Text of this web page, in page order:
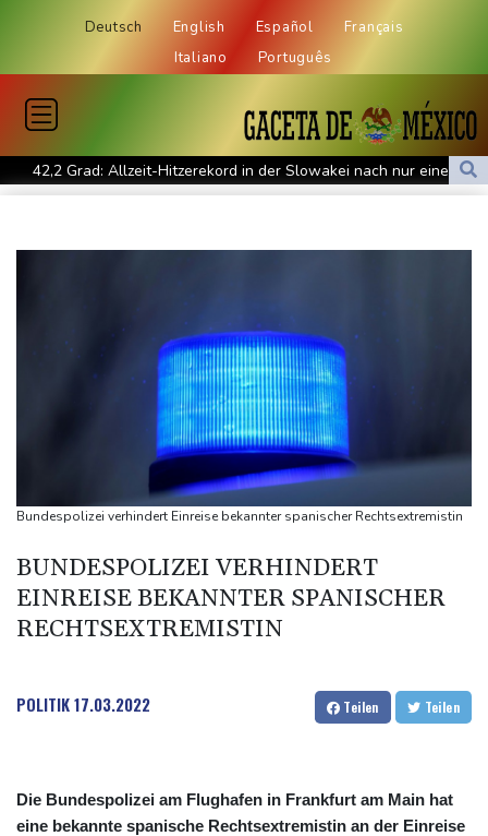
Deutsch English Español
Français
Italiano
Português
42,2 Grad: Allzeit-Hitzerekord in der Slowakei nach nur einem
Tag gebrochen
Tour de France Femmes: Lippert sprintet am Etappensieg vorbei
Schwimm-EM: Hentschel/Müller gewinnen Synchron-Bronze
Höhere Trassenpreise: Länder drohen mit Klage
RWE gibt Offshore-Windparkprojekte in den USA auf
Mindestens 38 Soldaten bei Angriffen im Jemen getötet - Huthis
reklamieren Attacke
UEFA hält an FIFA-Boykott fest
Niedrigwasser: Bilger für Aussetzung von Sonn- und
Millionendeal perfekt: Diomande wechselt nach Madrid
Bundespolizei verhindert Einreise bekannter spanischer Rechtsextremistin
BUNDESPOLIZEI VERHINDERT
EINREISE BEKANNTER SPANISCHER
RECHTSEXTREMISTIN
POLITIK17.03.2022 Teilen Teilen
Die Bundespolizei am Flughafen in Frankfurt am Main hat
eine bekannte spanische Rechtsextremistin an der Einreise